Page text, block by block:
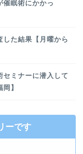
催眠術にかかっ
した結果【月曜から
セミナーに潜入して
】
ーです